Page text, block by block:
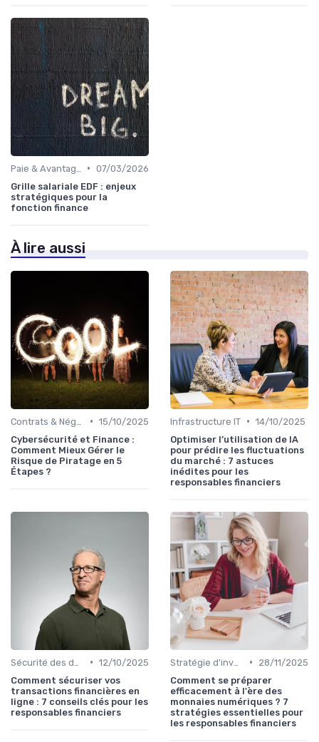
• 07/03/2026
Grille salariale EDF : enjeux
stratégiques pour la
fonction finance
À lire aussi
• 15/10/2025
Cybersécurité et Finance :
Comment Mieux Gérer le
Risque de Piratage en 5
Étapes ?
Infrastructure IT • 14/10/2025
Optimiser l’utilisation de IA
pour prédire les fluctuations
du marché : 7 astuces
inédites pour les
responsables financiers
• 12/10/2025
Comment sécuriser vos
transactions financières en
ligne : 7 conseils clés pour les
responsables financiers
•
28/11/2025
Comment se préparer
efficacement à l'ère des
monnaies numériques ? 7
stratégies essentielles pour
les responsables financiers